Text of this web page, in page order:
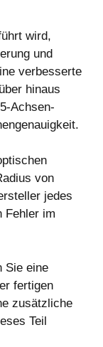
wird,
und
verbesserte
hinaus
Achsen-
von
jedes
Fehler im
Sie eine
fertigen
zusätzliche
Teil